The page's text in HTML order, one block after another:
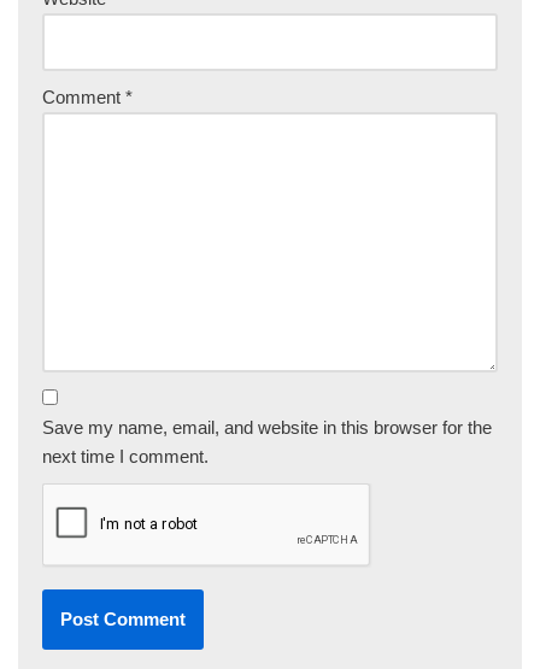
Comment *
Save my name, email, and website in this browser for the
next time I comment.